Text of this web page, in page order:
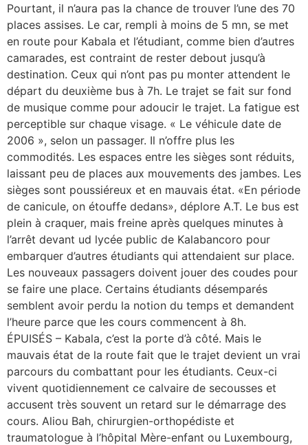
Pourtant, il n’aura pas la chance de trouver l’une des 70
places assises. Le car, rempli à moins de 5 mn, se met
en route pour Kabala et l’étudiant, comme bien d’autres
camarades, est contraint de rester debout jusqu’à
destination. Ceux qui n’ont pas pu monter attendent le
départ du deuxième bus à 7h. Le trajet se fait sur fond
de musique comme pour adoucir le trajet. La fatigue est
perceptible sur chaque visage. « Le véhicule date de
2006 », selon un passager. Il n’offre plus les
commodités. Les espaces entre les sièges sont réduits,
laissant peu de places aux mouvements des jambes. Les
sièges sont poussiéreux et en mauvais état. «En période
de canicule, on étouffe dedans», déplore A.T. Le bus est
plein à craquer, mais freine après quelques minutes à
l’arrêt devant ud lycée public de Kalabancoro pour
embarquer d’autres étudiants qui attendaient sur place.
Les nouveaux passagers doivent jouer des coudes pour
se faire une place. Certains étudiants désemparés
semblent avoir perdu la notion du temps et demandent
l’heure parce que les cours commencent à 8h.
ÉPUISÉS – Kabala, c’est la porte d’à côté. Mais le
mauvais état de la route fait que le trajet devient un vrai
parcours du combattant pour les étudiants. Ceux-ci
vivent quotidiennement ce calvaire de secousses et
accusent très souvent un retard sur le démarrage des
cours. Aliou Bah, chirurgien-orthopédiste et
traumatologue à l’hôpital Mère-enfant ou Luxembourg,